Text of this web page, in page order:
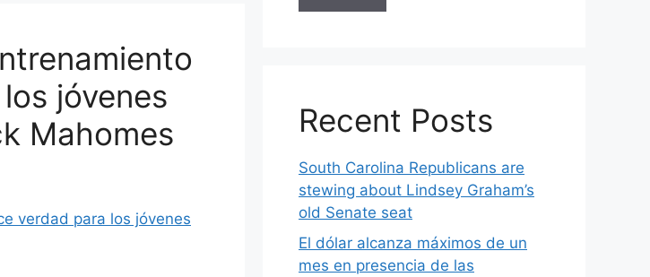
jóvenes
Mahomes
Recent Posts
South Carolina Republicans are
stewing about Lindsey Graham’s
old Senate seat
El dólar alcanza máximos de un
mes en presencia de las